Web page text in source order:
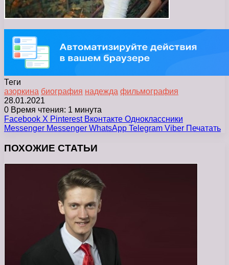
Теги
азоркина биография надежда фильмография
28.01.2021
0 Время чтения: 1 минута
Facebook X Pinterest Вконтакте Одноклассники
Messenger Messenger WhatsApp Telegram Viber Печатать
ПОХОЖИЕ СТАТЬИ